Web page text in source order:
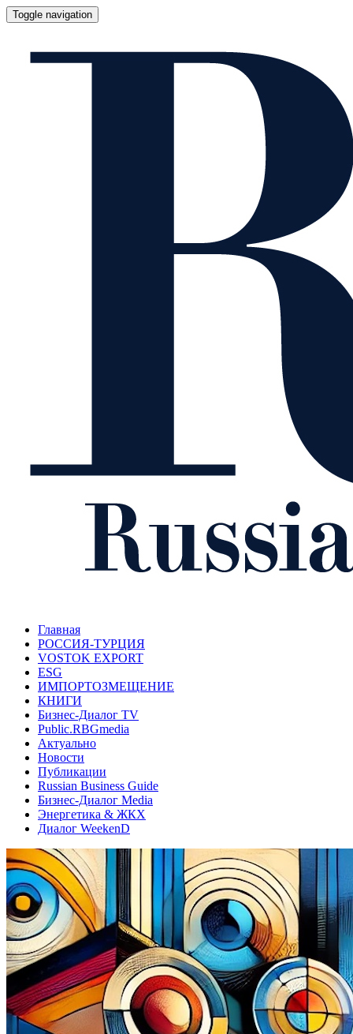
Toggle navigation
Главная
РОССИЯ-ТУРЦИЯ
VOSTOK EXPORT
ESG
ИМПОРТОЗМЕЩЕНИЕ
КНИГИ
Бизнес-Диалог TV
Public.RBGmedia
Актуально
Новости
Публикации
Russian Business Guide
Бизнес-Диалог Media
Энергетика & ЖКХ
Диалог WeekenD